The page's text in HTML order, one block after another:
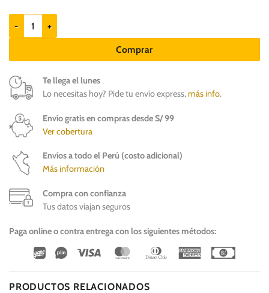
Vet Expert Specialist Shampoo 15ml - Shampoo perros y gatos
Comprar
Te llega el lunes
Lo necesitas hoy? Pide tu envío express,más info.
Envío gratis en compras desde S/ 99
Ver cobertura
Envíos a todo el Perú (costo adicional)
Más información
Compra con confianza
Tus datos viajan seguros
Paga online o contra entrega con los siguientes métodos:
Wirecard
Vipps Visa MasterCardDinners
American
PRODUCTOS RELACIONADOS